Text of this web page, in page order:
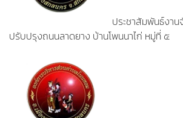
ประชาสัมพันธ์งา
ปรับปรุงถนนลาดยาง บ้านโพนนาไก่ หมู่ที่ ๕